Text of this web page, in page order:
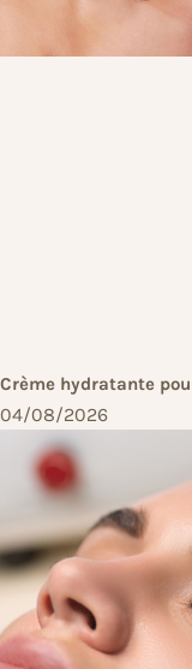
Crème hydratante
04/08/2026